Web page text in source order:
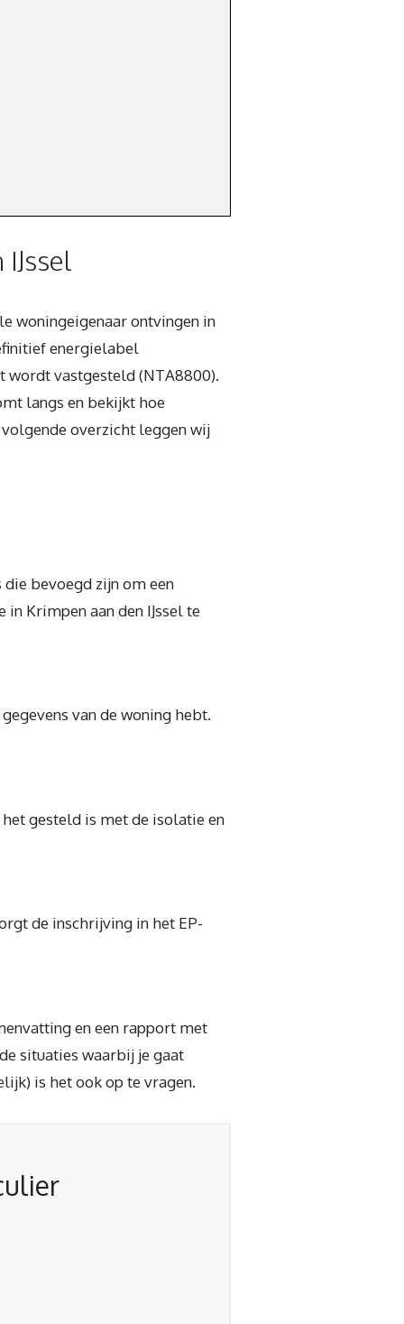
woningeigenaar ontvingen in
energielabel
wordt vastgesteld (NTA8800).
langs en bekijkt hoe
overzicht leggen wij
bevoegd zijn om een
Krimpen aan den IJssel te
van de woning hebt.
gesteld is met de isolatie en
de inschrijving in het EP-
en een rapport met
situaties waarbij je gaat
is het ook op te vragen.